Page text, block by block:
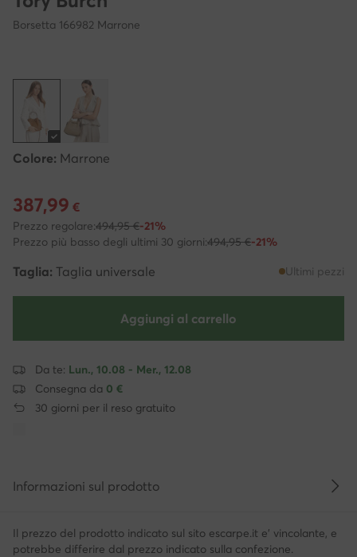
Borsetta 166982 Marrone
Colore: Marrone
Prezzo attuale 387,99 €
387,99 €
Prezzo regolare:494,95 €-21%
Prezzo più basso degli ultimi 30 giorni:494,95 €-21%
Taglia: Taglia universale Ultimi pezzi
Aggiungi al carrello
Da te: Lun., 10.08 - Mer., 12.08
Consegna da 0 €
30 giorni per il reso gratuito
Informazioni sul prodotto
Il prezzo del prodotto indicato sul sito escarpe.it e' vincolante, e
potrebbe differire dal prezzo indicato sulla confezione.